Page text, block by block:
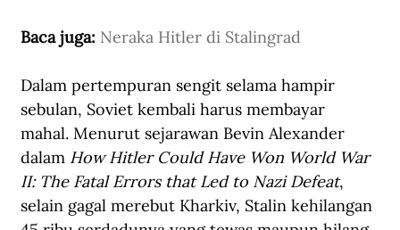
Baca juga: Neraka Hitler di Stalingrad
Dalam pertempuran sengit selama hampir
sebulan, Soviet kembali harus membayar
mahal. Menurut sejarawan Bevin Alexander
dalam How Hitler Could Have Won World War
II: The Fatal Errors that Led to Nazi Defeat,
selain gagal merebut Kharkiv, Stalin kehilangan